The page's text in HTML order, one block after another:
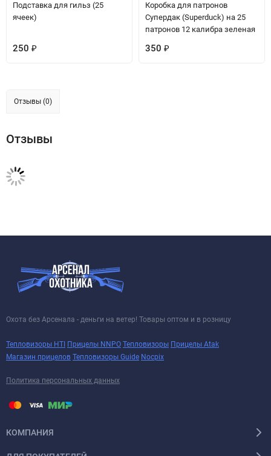
Подставка для гильз (25
ячеек)
250 ₽
Коробка для патронов
Супердак (Superduck) на 25
патронов 12 калибра зеленая
350 ₽
Отзывы (0)
Отзывы
Охота без Арсенала - деньги на ветер! Товары оптом и в розницу
Тепловизоры HTI Прицелы NNPO Тепловизоры Прицелы Atak
Магазин прицелов Тепловизоры Guide Nocpix
Политика персональных данных
КОМПАНИЯ